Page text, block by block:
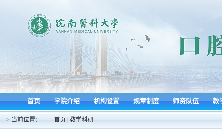
首页 学院介绍 机构设置 规章制度 师资队伍 教
> 当前位置： 首页 教学科研